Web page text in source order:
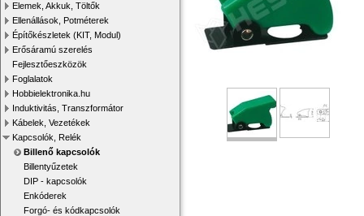
Elemek, Akkuk, Töltők
Ellenállások, Potméterek
Építőkészletek (KIT, Modul)
Erősáramú szerelés
Fejlesztőeszközök
Foglalatok
Hobbielektronika.hu
Induktivitás, Transzformátor
Kábelek, Vezetékek
Kapcsolók, Relék
Billenő kapcsolók
Billentyűzetek
DIP - kapcsolók
Enkóderek
Forgó- és kódkapcsolók